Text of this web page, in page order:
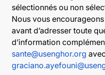
sélectionnés ou non
Nous vous
avant d’adresser toute
d’information
sante@usenghor.org